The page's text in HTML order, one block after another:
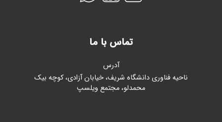
تماس با ما
آدرس
ناحیه فناوری دانشگاه شریف، خیابان آزادی، کوچه بیک
محمدلو، مجتمع ویلسپ